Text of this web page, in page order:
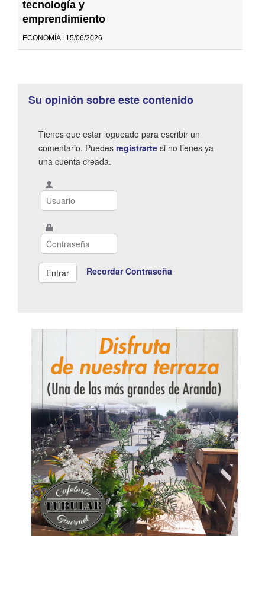
tecnología y
emprendimiento
ECONOMÍA | 15/06/2026
Su opinión sobre este contenido
Tienes que estar logueado para escribir un
comentario. Puedes registrarte si no tienes ya
una cuenta creada.
Recordar Contraseña